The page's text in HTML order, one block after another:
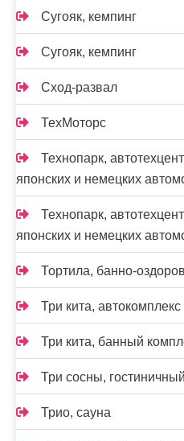
Сугояк, кемпинг
Сугояк, кемпинг
Сход-развал
ТехМоторс
Технопарк,
японских и немецких
Технопарк,
японских и немецких
Тортила, банно-
Три кита, автокомплекс
Три кита, банный
Три сосны,
Трио, сауна